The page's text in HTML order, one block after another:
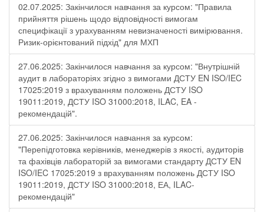
02.07.2025: Закінчилося навчання за курсом: "Правила
прийняття рішень щодо відповідності вимогам
специфікації з урахуванням невизначеності вимірювання.
Ризик-орієнтований підхід" для МХП
27.06.2025: Закінчилося навчання за курсом: "Внутрішній
аудит в лабораторіях згідно з вимогами ДСТУ EN ISO/IEC
17025:2019 з врахуванням положень ДСТУ ISO
19011:2019, ДСТУ ISO 31000:2018, ILAC, EA -
рекомендацій".
27.06.2025: Закінчилося навчання за курсом:
"Перепідготовка керівників, менеджерів з якості, аудиторів
та фахівців лабораторій за вимогами стандарту ДСТУ EN
ISO/IEC 17025:2019 з врахуванням положень ДСТУ ISO
19011:2019, ДСТУ ISO 31000:2018, ЕА, ILAC-
рекомендацій"